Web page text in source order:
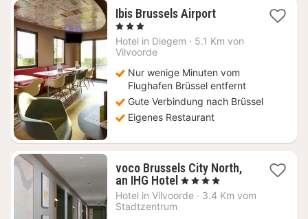
Ibis Brussels Airport1
ab
, 3 Sterne
Hotel in Diegem · 5.1 Km von
Vilvoorde
Nur wenige Minuten vom
Flughafen Brüssel entfernt
Gute Verbindung nach Brüssel
Eigenes Restaurant
voco Brussels City North,
an IHG Hotel 1
Nacht
, 4 Sterne
Hotel in Vilvoorde · 3.4 Km vom
Stadtzentrum